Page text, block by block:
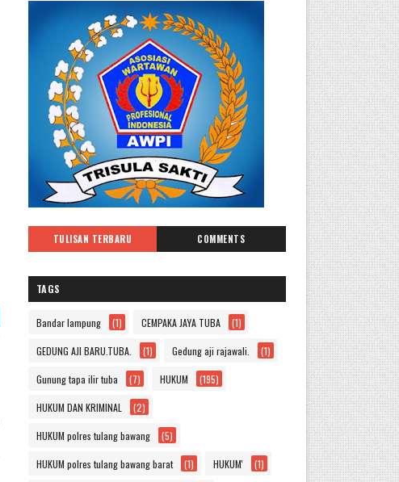
TULISAN TERBARU COMMENTS
TAGS
Bandar lampung (1) CEMPAKA JAYA TUBA (1)
GEDUNG AJI BARU.TUBA. (1) Gedung aji rajawali. (1)
Gunung tapa ilir tuba (7) HUKUM (195)
HUKUM DAN KRIMINAL (2)
HUKUM polres tulang bawang (5)
HUKUM polres tulang bawang barat (1) HUKUM' (1)